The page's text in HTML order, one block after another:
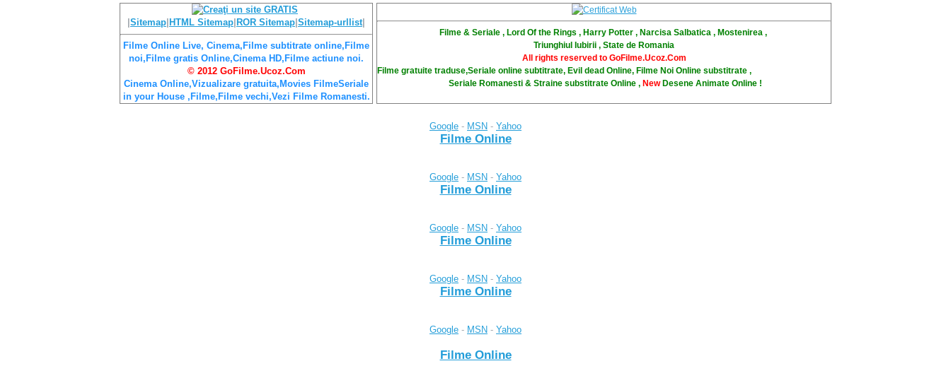
Sitemap HTML Sitemap ROR Sitemap Sitemap-urllist|
Filme Online Live, Cinema,Filme subtitrate online,Filme
noi,Filme gratis Online,Cinema HD,Filme actiune noi.
© 2012 GoFilme.Ucoz.Com
Cinema Online,Vizualizare gratuita,Movies FilmeSeriale
in your House ,Filme,Filme vechi,Vezi Filme Romanesti.
Filme & Seriale , Lord Of the Rings , Harry Potter , Narcisa Salbatica , Mostenirea ,
Triunghiul Iubirii , State de Romania
All rights reserved to GoFilme.Ucoz.Com
Filme gratuite traduse,Seriale online subtitrate, Evil dead Online, Filme Noi Online substitrate ,
Seriale Romanesti & Straine substitrate Online , NewDesene Animate Online !
Google - MSN - Yahoo
Filme Online
Google - MSN - Yahoo
Filme Online
Google - MSN - Yahoo
Filme Online
Google - MSN - Yahoo
Filme Online
Google - MSN - Yahoo
Filme Online